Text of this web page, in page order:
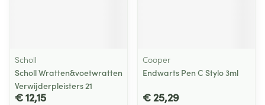
Scholl
Scholl Wratten&voetwratten
Verwijderpleisters 21
€ 12,15
Cooper
Endwarts Pen C Stylo 3ml
€ 25,29